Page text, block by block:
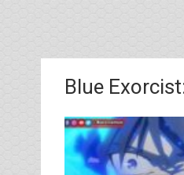
Blue